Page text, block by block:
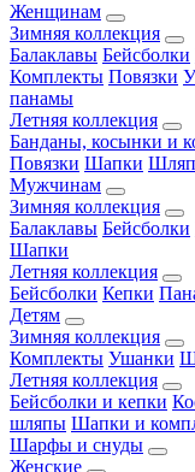
Женщинам
Зимняя коллекция
Балаклавы Бейсболки
Комплекты Повязки
панамы
Летняя коллекция
Банданы, косынки и
Повязки Шапки
Мужчинам
Зимняя коллекция
Балаклавы Бейсболки
Шапки
Летняя коллекция
Бейсболки Кепки
Детям
Зимняя коллекция
Комплекты Ушанки
Летняя коллекция
Бейсболки и кепки
шляпы Шапки и
Шарфы и снуды
Женские